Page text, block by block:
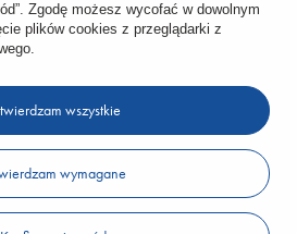
ceny brutto (z VAT).
Zgodę możesz wycofać w dowolnym
plików cookies z przeglądarki z
wymagane
wszystkie